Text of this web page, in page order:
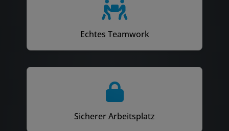
Echtes Teamwork
Sicherer Arbeitsplatz